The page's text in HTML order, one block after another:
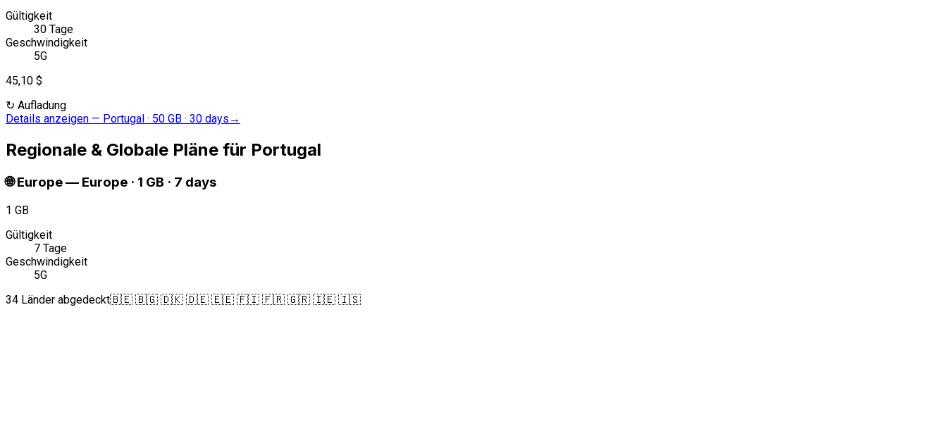
Gültigkeit
30 Tage
Geschwindigkeit
5G
45,10 $
↻ Aufladung
Details anzeigen — Portugal · 50 GB · 30 days →
Regionale & Globale Pläne für Portugal
🌐 Europe— Europe · 1 GB · 7 days
1 GB
Gültigkeit
7 Tage
Geschwindigkeit
5G
34 Länder abgedeckt🇧🇪 🇧🇬 🇩🇰 🇩🇪 🇪🇪 🇫🇮 🇫🇷 🇬🇷 🇮🇪 🇮🇸